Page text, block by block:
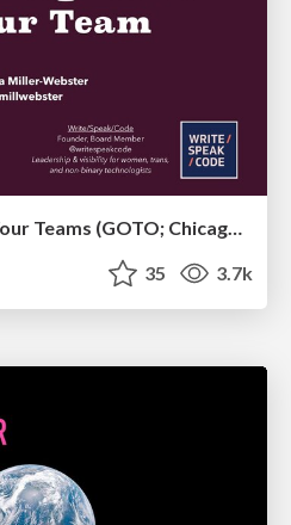
Refactoring Trust on Your Teams (GOTO; Chicago 2020)
35 3.7k